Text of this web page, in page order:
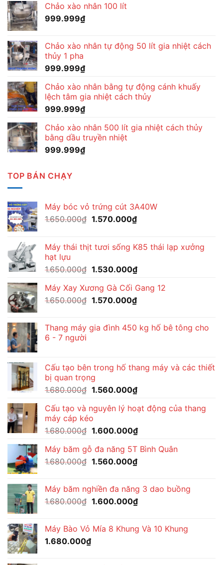
Chảo xào nhân 100 lít
999.999₫
Chảo xào nhân tự động 50 lít gia nhiệt cách
thủy 1 pha
999.999₫
Chảo xào nhân bằng tự động cánh khuấy
lệch tâm gia nhiệt cách thủy
999.999₫
Chảo xào nhân 500 lít gia nhiệt cách thủy
bằng dầu truyền nhiệt
999.999₫
TOP BÁN CHẠY
Máy bóc vỏ trứng cút 3A40W
1.650.000₫ Giá
1.650.000₫.
1.570.000₫Giá
là:
Máy thái thịt tươi sống K85 thái lạp xưởng
hạt lựu
1.650.000₫ Giá
là:
1.650.000₫.
1.530.000₫Giá
tại
là:
Máy Xay Xương Gà Cối Gang 12
1.650.000₫ Giá
1.650.000₫.
1.570.000₫Giá
là:
Thang máy gia đình 450 kg hố bê tông cho
6 - 7 người
Cấu tạo bên trong hố thang máy và các thiết
bị quan trọng
1.680.000₫ Giá
là:
1.680.000₫.
1.560.000₫Giá
tại
1.560.000₫.
Cấu tạo và nguyên lý hoạt động của thang
máy cáp kéo
1.680.000₫ Giá
là:
1.680.000₫.
1.600.000₫Giá
tại
là:
Máy băm gỗ đa năng 5T Bình Quân
1.680.000₫ Giá
1.680.000₫.
1.560.000₫Giá
là:
1.560.000₫.
Máy băm nghiền đa năng 3 dao buồng
1.680.000₫ Giá
1.680.000₫.
1.600.000₫Giá
là:
Máy Bào Vỏ Mía 8 Khung Và 10 Khung
1.680.000₫